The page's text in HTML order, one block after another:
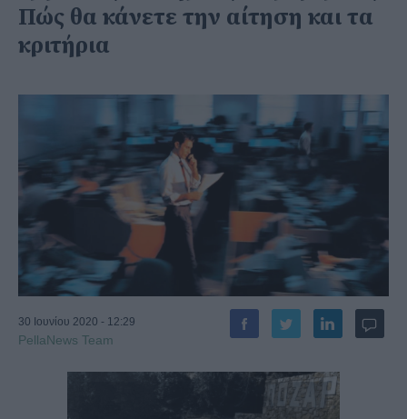
Πώς θα κάνετε την αίτηση και τα
κριτήρια
30 Ιουνίου 2020 - 12:29
PellaNews Team